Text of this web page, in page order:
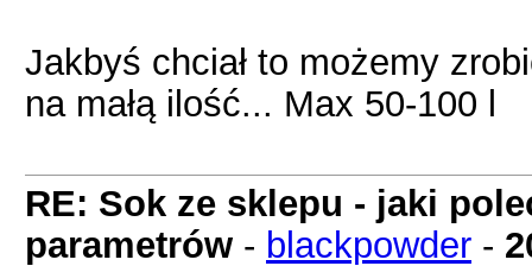
Jakbyś chciał to możemy
na małą ilość... Max 50-100 l
RE: Sok ze sklepu - jaki
parametrów - blackpowder -